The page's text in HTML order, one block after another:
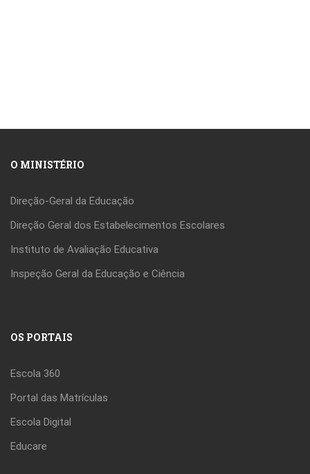
O MINISTÉRIO
Direção-Geral da Educação
Direção Geral dos Estabelecimentos Escolares
Instituto de Avaliação Educativa
Inspeção Geral da Educação e Ciência
OS PORTAIS
Escola 360
Portal das Matrículas
Escola Digital
Educare